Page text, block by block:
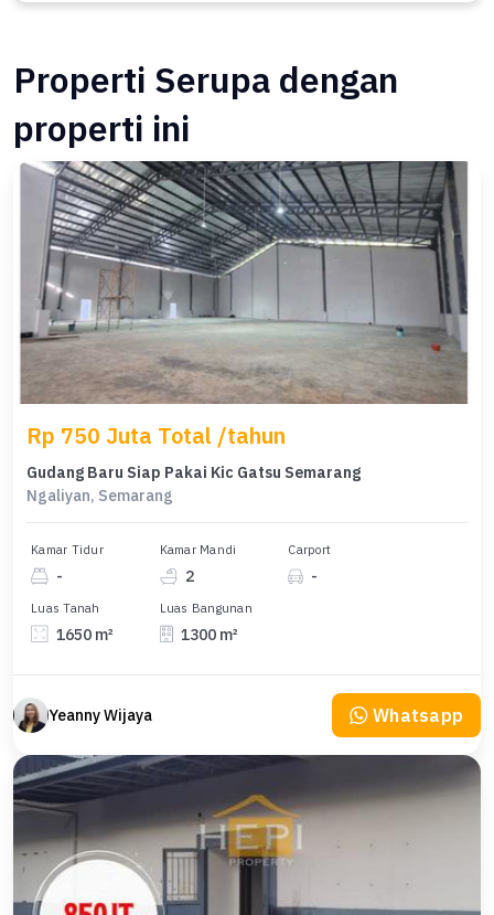
Properti Serupa dengan
properti ini
Rp 750 Juta Total /tahun
Gudang Baru Siap Pakai Kic Gatsu Semarang
Ngaliyan, Semarang
Kamar Tidur
-
Kamar Mandi
2
Carport
-
Luas Tanah
1650 m²
Luas Bangunan
1300 m²
Yeanny Wijaya Whatsapp